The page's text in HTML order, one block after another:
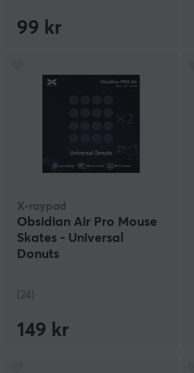
99 kr
X-raypad
Obsidian Air Pro Mouse
Skates - Universal
Donuts
(24)
149 kr